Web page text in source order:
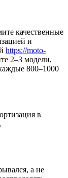
качественные
и
https://moto-
2–3 модели,
800–1000
в
а не